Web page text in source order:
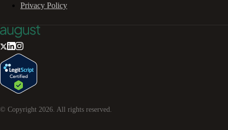
Privacy Policy
© Copyright 2026 . All rights reserved.